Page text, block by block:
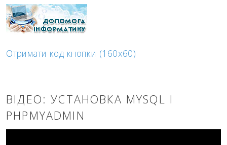
Отримати код кнопки (160x60)
ВІДЕО: УСТАНОВКА MYSQL І
PHPMYADMIN